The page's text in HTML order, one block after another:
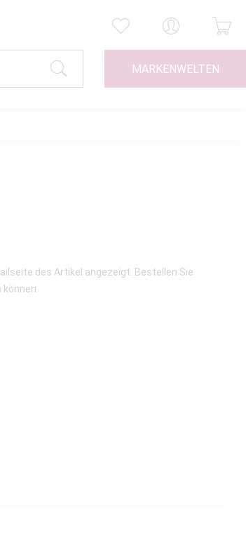
MARKENWELTEN
des Artikel angezeigt. Bestellen Sie